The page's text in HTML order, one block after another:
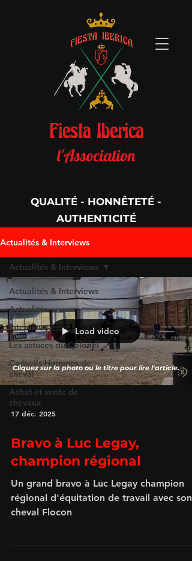
Fiesta Iberica
l'Association
Per Aspera Ad Astra
QUALITÉ - HONNÊTETÉ -
AUTHENTICITÉ
Actualités & Interviews
Actualités & Interviews
Actualités
Interviews
Les astuces du Colonel
Conseils Hommes de
cheval
Achat et vente de
chevaux
Actualités & Interviews
Load video
17 déc. 2025
Bravo à Luc Legay,
champion régional
Un grand bravo à Luc Legay champion
régional d'équitation de travail avec son
cheval Flocon
Cliquez sur la photo ou le titre pour lire l'article.